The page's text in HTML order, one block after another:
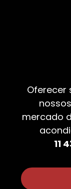
Oferecer
mercado
11